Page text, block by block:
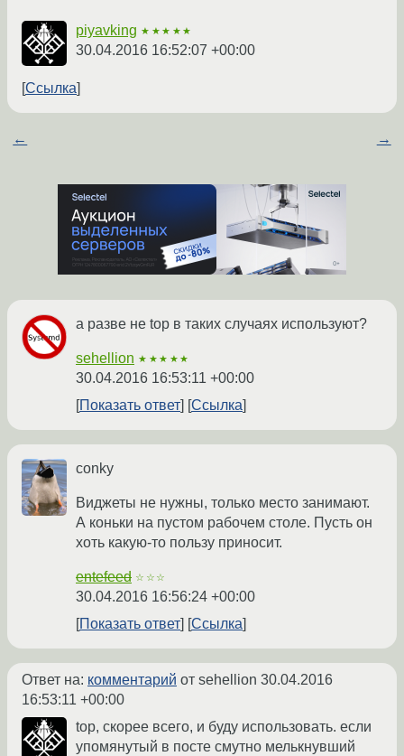
piyavking ★★★★★
30.04.2016 16:52:07 +00:00
Ссылка
← →
а разве не top в таких случаях используют?
sehellion ★★★★★
30.04.2016 16:53:11 +00:00
Показать ответ
Ссылка
conky
Виджеты не нужны, только место занимают.
А коньки на пустом рабочем столе. Пусть он
хоть какую-то пользу приносит.
entefeed ☆☆☆
30.04.2016 16:56:24 +00:00
Показать ответ
Ссылка
Ответ на: комментарий от sehellion 30.04.2016
16:53:11 +00:00
top, скорее всего, и буду использовать. если
упомянутый в посте смутно мелькнувший